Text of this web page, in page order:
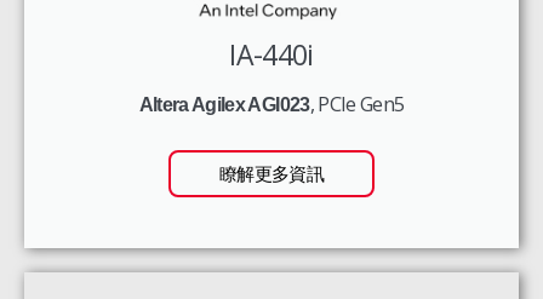
IA-440i
Altera Agilex AGI023, PCIe Gen5
瞭解更多資訊